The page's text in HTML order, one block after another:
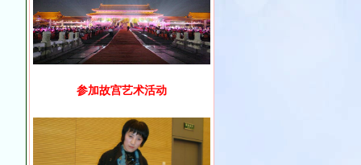
参加故宫艺术活动